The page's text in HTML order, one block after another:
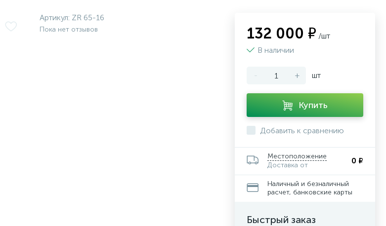
Артикул: ZR 65-16
Пока нет отзывов 132 000 ₽ /шт
В наличии
- + шт
Купить
Добавить к сравнению
Местоположение
Доставка от
0 ₽
Наличный и безналичный
расчет, банковские карты
Быстрый заказ